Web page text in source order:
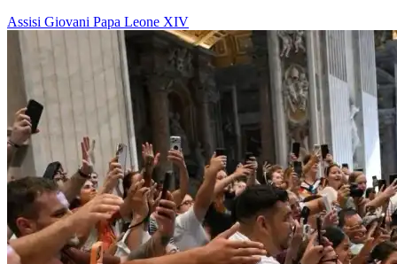
Assisi Giovani Papa Leone XIV